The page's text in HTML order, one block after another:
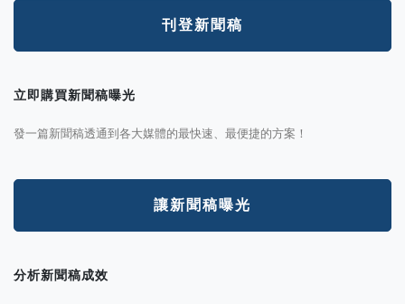
刊登新聞稿
立即購買新聞稿曝光
發一篇新聞稿透通到各大媒體的最快速、最便捷的方案！
讓新聞稿曝光
分析新聞稿成效